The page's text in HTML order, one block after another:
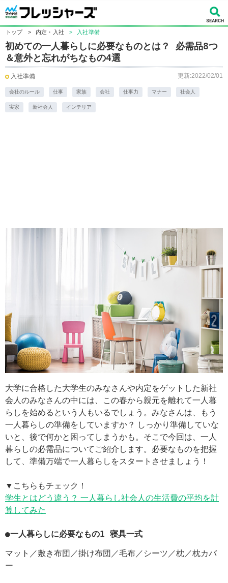
トップ > 内定・入社 > 入社準備
初めての一人暮らしに必要なものとは？ 必需品8つ
＆意外と忘れがちなもの4選
入社準備 更新:2022/02/01
会社のルール 仕事 家族 会社 仕事力 マナー 社会人
実家 新社会人 インテリア
大学に合格した大学生のみなさんや内定をゲットした新社
会人のみなさんの中には、この春から親元を離れて一人暮
らしを始めるという人もいるでしょう。みなさんは、もう
一人暮らしの準備をしていますか？ しっかり準備していな
いと、後で何かと困ってしまうかも。そこで今回は、一人
暮らしの必需品についてご紹介します。必要なものを把握
して、準備万端で一人暮らしをスタートさせましょう！
▼こちらもチェック！
学生とはどう違う？ 一人暮らし社会人の生活費の平均を計
算してみた
●一人暮らしに必要なもの1 寝具一式
マット／敷き布団／掛け布団／毛布／シーツ／枕／枕カバ
ー